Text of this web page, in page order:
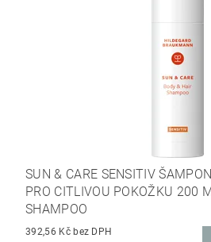
SUN & CARE SENSITIV
PRO CITLIVOU POKOŽKU 200
SHAMPOO
392,56 Kč bez DPH